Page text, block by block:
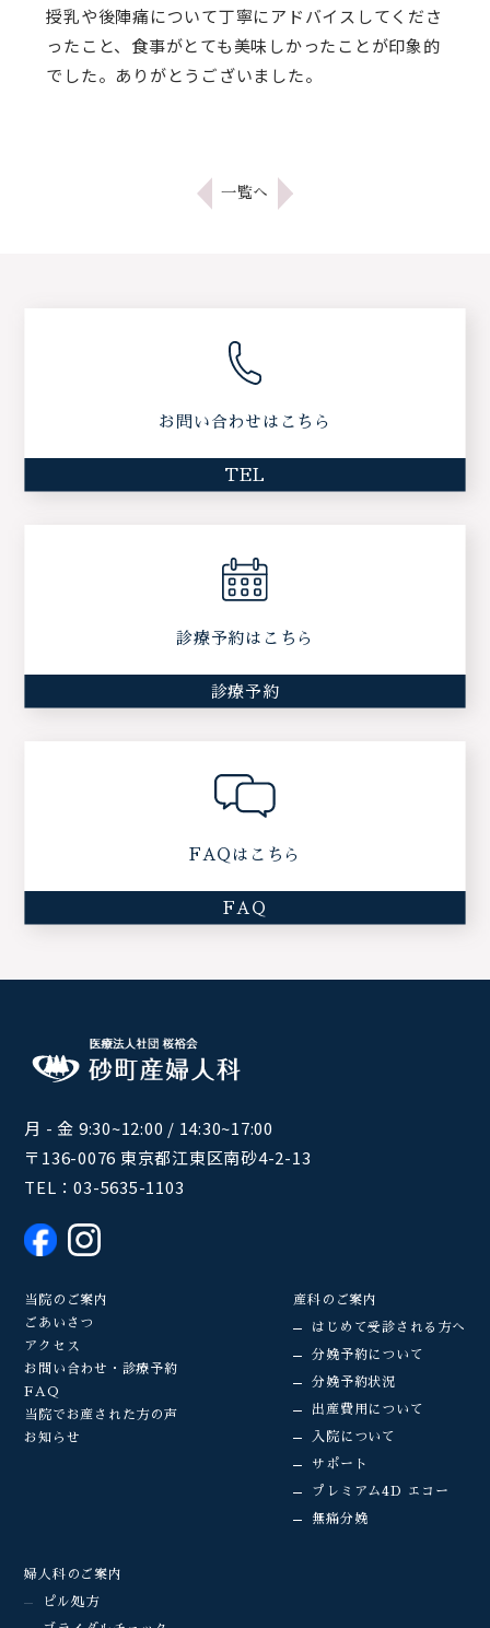
授乳や後陣痛について丁寧にアドバイスしてくださ
ったこと、食事がとても美味しかったことが印象的
でした。ありがとうございました。
一覧へ
お問い合わせはこちら
TEL
診療予約はこちら
診療予約
FAQはこちら
FAQ
月 - 金 9:30~12:00 / 14:30~17:00
〒136-0076 東京都江東区南砂4-2-13
TEL：03-5635-1103
当院のご案内
ごあいさつ
アクセス
お問い合わせ・診療予約
FAQ
当院でお産された方の声
お知らせ
産科のご案内
はじめて受診される方へ
分娩予約について
分娩予約状況
出産費用について
入院について
サポート
プレミアム4D エコー
無痛分娩
婦人科のご案内
ピル処方